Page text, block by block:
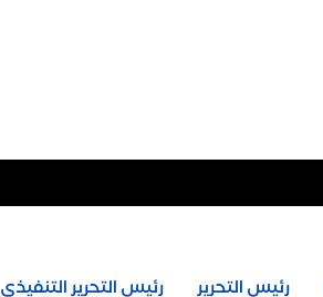
رئيس التحرير رئيس التحرير التنفيذى